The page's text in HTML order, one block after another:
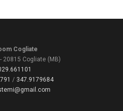
Cogliate
20815 Cogliate (MB)
/ 347.9179684